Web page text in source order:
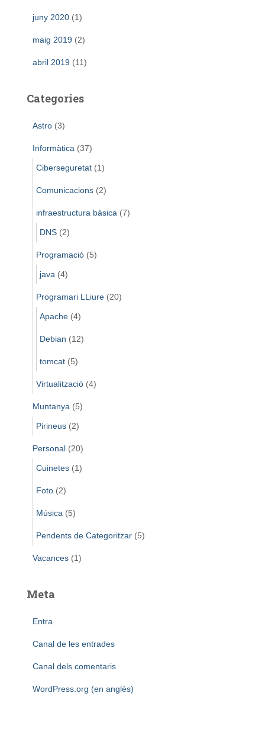
juny 2020 (1)
maig 2019 (2)
abril 2019 (11)
Categories
Astro (3)
Informàtica (37)
Ciberseguretat (1)
Comunicacions (2)
infraestructura bàsica (7)
DNS (2)
Programació (5)
java (4)
Programari LLiure (20)
Apache (4)
Debian (12)
tomcat (5)
Virtualització (4)
Muntanya (5)
Pirineus (2)
Personal (20)
Cuinetes (1)
Foto (2)
Música (5)
Pendents de Categoritzar (5)
Vacances (1)
Meta
Entra
Canal de les entrades
Canal dels comentaris
WordPress.org (en anglès)